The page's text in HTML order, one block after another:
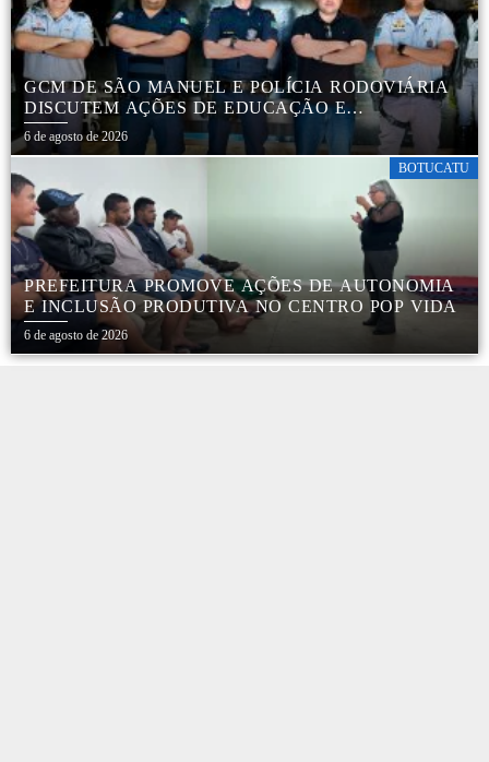
GCM DE SÃO MANUEL E POLÍCIA RODOVIÁRIA
DISCUTEM AÇÕES DE EDUCAÇÃO E
SEGURANÇA NO TRÂNSITO
6 de agosto de 2026
BOTUCATU
PREFEITURA PROMOVE AÇÕES DE AUTONOMIA
E INCLUSÃO PRODUTIVA NO CENTRO POP VIDA
6 de agosto de 2026